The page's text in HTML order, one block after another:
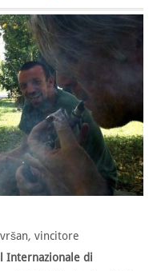
,vincitore
Internazionale di